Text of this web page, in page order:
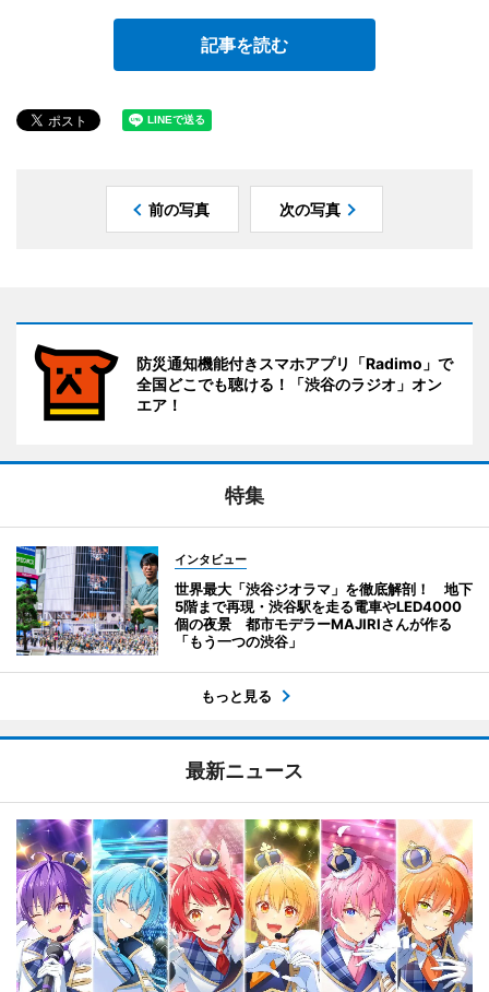
記事を読む
前の写真 次の写真
防災通知機能付きスマホアプリ「Radimo」で
全国どこでも聴ける！「渋谷のラジオ」オン
エア！
特集
インタビュー
世界最大「渋谷ジオラマ」を徹底解剖！ 地下
5階まで再現・渋谷駅を走る電車やLED4000
個の夜景 都市モデラーMAJIRIさんが作る
「もう一つの渋谷」
もっと見る
最新ニュース